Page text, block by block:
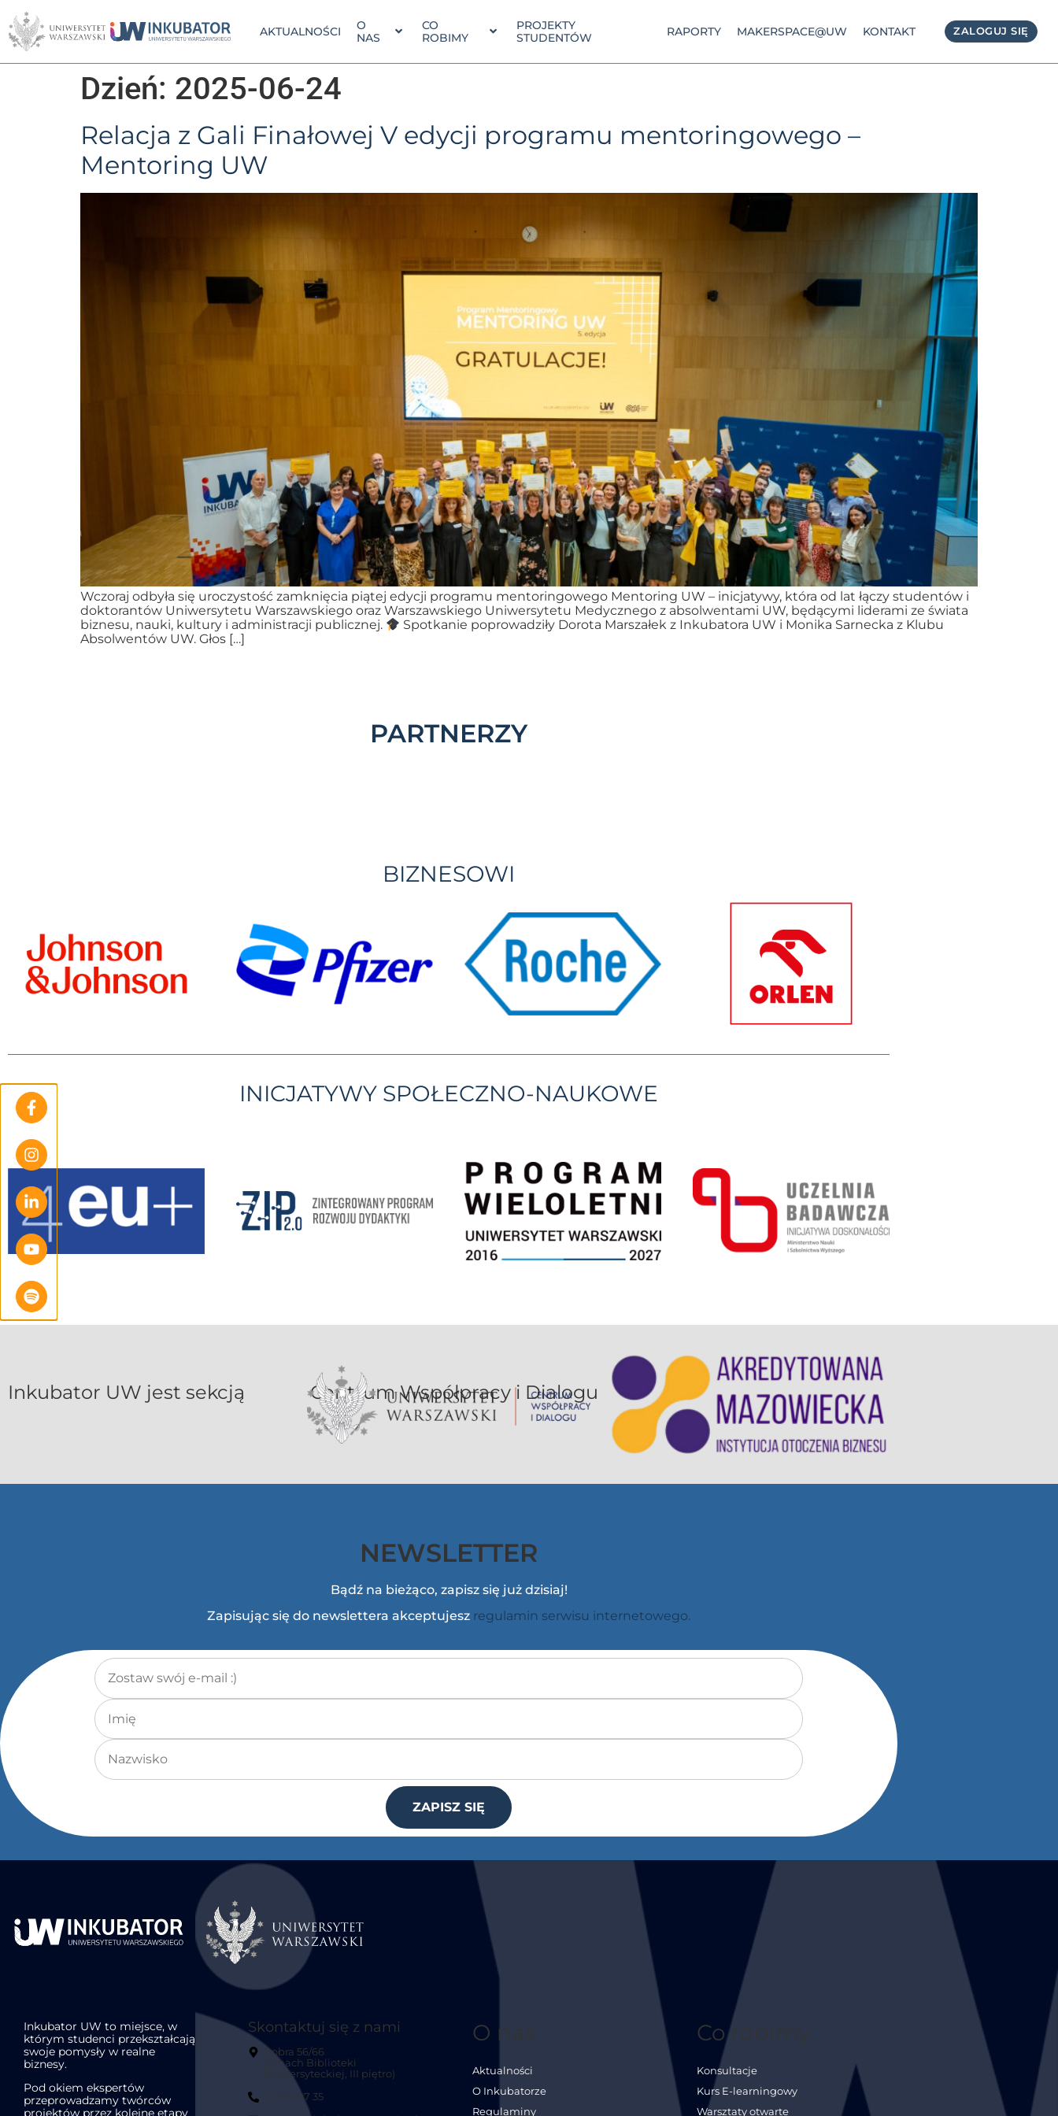
AKTUALNOŚCI
O
NAS
CO
ROBIMY
PROJEKTY
STUDENTÓW
RAPORTY MAKERSPACE@UW KONTAKT ZALOGUJ SIĘ
Dzień: 2025-06-24
Relacja z Gali Finałowej V edycji programu mentoringowego –
Mentoring UW
Wczoraj odbyła się uroczystość zamknięcia piątej edycji programu mentoringowego Mentoring UW – inicjatywy, która od lat łączy studentów i
doktorantów Uniwersytetu Warszawskiego oraz Warszawskiego Uniwersytetu Medycznego z absolwentami UW, będącymi liderami ze świata
biznesu, nauki, kultury i administracji publicznej.
Spotkanie poprowadziły Dorota Marszałek z Inkubatora UW i Monika Sarnecka z Klubu
Absolwentów UW. Głos […]
PARTNERZY
BIZNESOWI
INICJATYWY SPOŁECZNO-NAUKOWE
Inkubator UW jest sekcją Centrum Współpracy i Dialogu
NEWSLETTER
Bądź na bieżąco, zapisz się już dzisiaj!
Zapisując się do newslettera akceptujesz regulamin serwisu internetowego.
Adres e-mail*
Imię
Nazwisko
ZAPISZ SIĘ
Inkubator UW to miejsce, w
którym studenci przekształcają
swoje pomysły w realne
biznesy.
Pod okiem ekspertów
przeprowadzamy twórców
projektów przez kolejne etapy
Skontaktuj się z nami
Dobra 56/66
(Gmach Biblioteki
Uniwersyteckiej, III piętro)
22 554 07 35
O nas
Aktualności
O Inkubatorze
Regulaminy
Co robimy
Konsultacje
Kurs E-learningowy
Warsztaty otwarte